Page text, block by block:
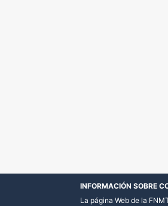
INFORMACIÓN SOBRE
La página Web de la